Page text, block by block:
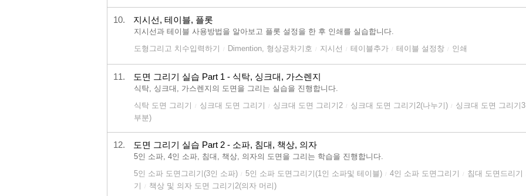
10. 지시선, 테이블, 플롯
지시선과 테이블 사용방법을 알아보고 플롯 설정을 한 후 인쇄를 실습합니다.
도형그리고 치수입력하기
Dimention, 형상공차기호 지시선 테이블추가 테이블 설정창 인쇄
11. 도면 그리기 실습 Part 1 - 식탁, 싱크대, 가스렌지
식탁, 싱크대, 가스렌지의 도면을 그리는 실습을 진행합니다.
식탁 도면 그리기
싱크대 도면 그리기 싱크대 도면 그리기2 싱크대 도면 그리기2(나누기) 싱크대 도면 그리기3
부분)
12. 도면 그리기 실습 Part 2 - 소파, 침대, 책상, 의자
5인 소파, 4인 소파, 침대, 책상, 의자의 도면을 그리는 학습을 진행합니다.
5인 소파 도면그리기(3인 소파)
5인 소파 도면그리기(1인 소파및 테이블) 4인 소파 도면그리기 침대 도면드리기
기
책상 및 의자 도면 그리기2(의자 머리)